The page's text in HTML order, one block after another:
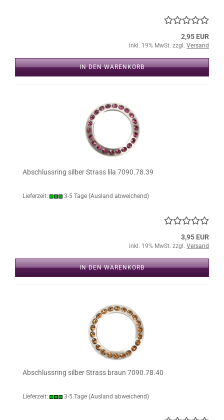
2,95 EUR
inkl. 19% MwSt. zzgl. Versand
IN DEN WARENKORB
Abschlussring silber Strass lila 7090.78.39
Lieferzeit: 3-5 Tage (Ausland abweichend)
3,95 EUR
inkl. 19% MwSt. zzgl. Versand
IN DEN WARENKORB
Abschlussring silber Strass braun 7090.78.40
Lieferzeit: 3-5 Tage (Ausland abweichend)